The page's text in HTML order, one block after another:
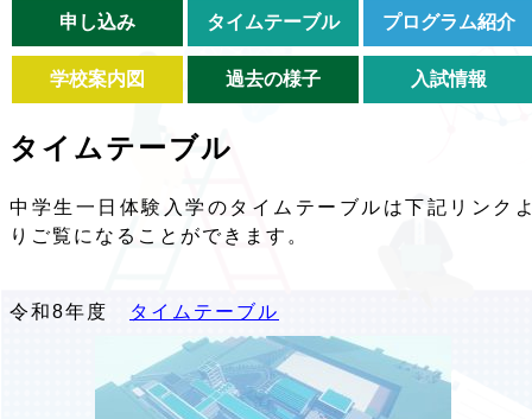
申し込み タイムテーブル プログラム紹介
学校案内図 過去の様子 入試情報
タイムテーブル
中学生一日体験入学のタイムテーブルは下記リンク
りご覧になることができます。
令和8年度 タイムテーブル